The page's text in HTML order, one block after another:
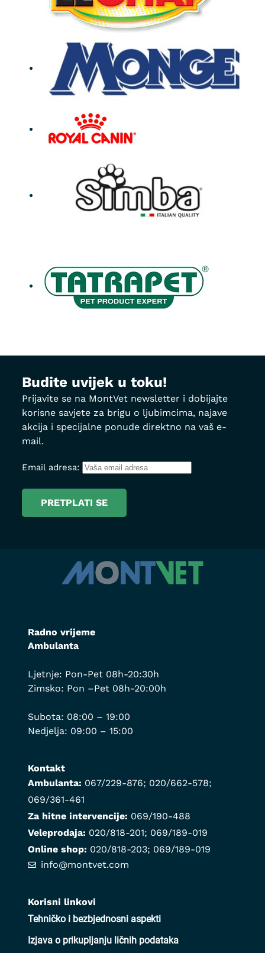
Budite uvijek u toku!
Prijavite se na MontVet newsletter i dobijajte
korisne savjete za brigu o ljubimcima, najave
akcija i specijalne ponude direktno na vaš e-
mail.
Email adresa:
Radno vrijeme
Ambulanta
Ljetnje: Pon-Pet 08h-20:30h
Zimsko: Pon –Pet 08h-20:00h
Subota: 08:00 – 19:00
Nedjelja: 09:00 – 15:00
Kontakt
Ambulanta: 067/229-876; 020/662-578;
069/361-461
Za hitne intervencije: 069/190-488
Veleprodaja: 020/818-201; 069/189-019
Online shop: 020/818-203; 069/189-019
info@montvet.com
Korisni linkovi
Tehničko i bezbjednosni aspekti
Izjava o prikupljanju ličnih podataka